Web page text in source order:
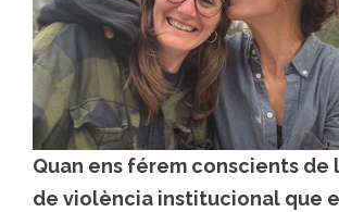
Quan ens férem conscients
de violència institucional que